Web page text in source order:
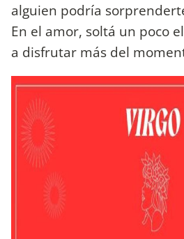
alguien podría
En el amor, soltá un poco
a disfrutar más del